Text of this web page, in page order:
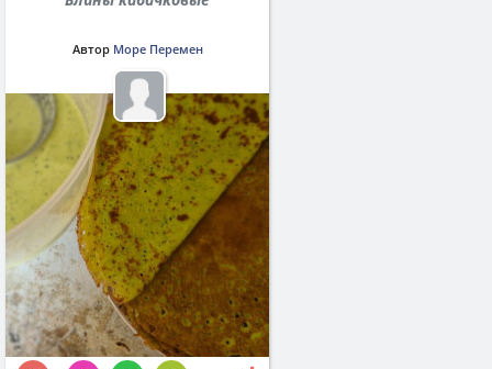
Автор Море Перемен